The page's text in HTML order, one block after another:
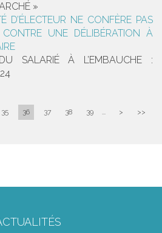
»
D’ÉLECTEUR NE CONFÈRE PAS
UNE DÉLIBÉRATION À
SALARIÉ À L’EMBAUCHE :
35 36 37 38 39 ... > >>